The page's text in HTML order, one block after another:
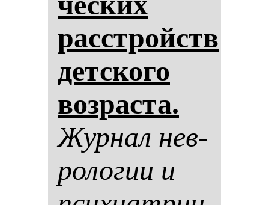
расстройств
дет­ско­го
воз­рас­та.
Жур­нал нев­
ро­ло­гии и